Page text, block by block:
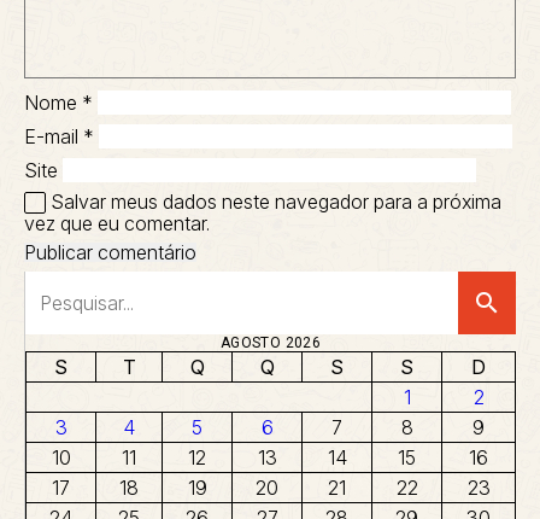
Nome *
E-mail *
Site
Salvar meus dados neste navegador para a próxima
vez que eu comentar.
search
AGOSTO 2026
S T Q Q S S
D
1
2
3
4 5 6 7 8
9
10
11 12 13 14 15
16
17
18 19 20 21 22
23